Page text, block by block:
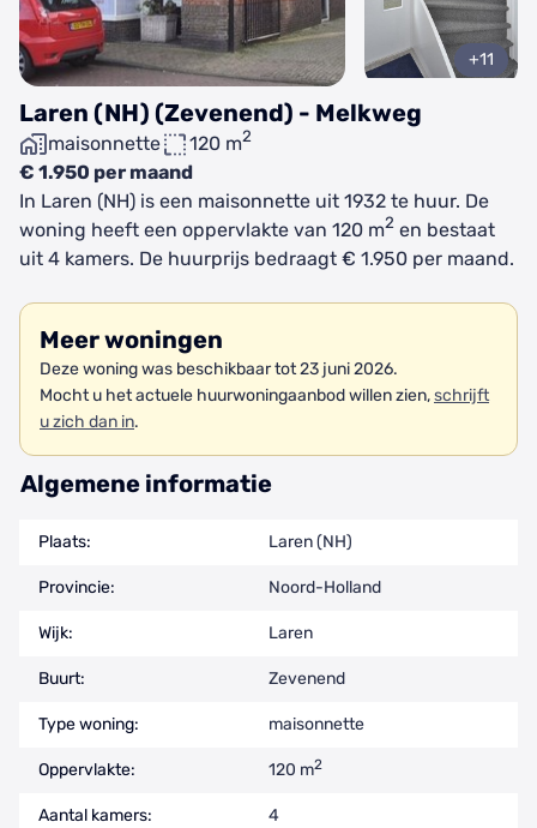
Laren (NH) (Zevenend) - Melkweg
maisonnette 120 m2
€ 1.950 per maand
+11
In Laren (NH) is een maisonnette uit 1932 te huur. De
woning heeft een oppervlakte van 120 m2 en bestaat
uit 4 kamers. De huurprijs bedraagt € 1.950 per maand.
Meer woningen
Deze woning was beschikbaar tot 23 juni 2026.
Mocht u het actuele huurwoningaanbod willen zien,schrijft
u zich dan in.
Algemene informatie
Plaats: Laren (NH)
Provincie: Noord-Holland
Wijk: Laren
Buurt: Zevenend
Type woning: maisonnette
Oppervlakte: 120 m2
Aantal kamers: 4